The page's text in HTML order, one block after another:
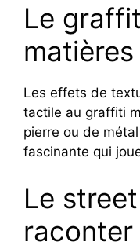
Le
matières
Les effets de
tactile au graffiti
pierre ou de
fascinante qui
Le
raconter